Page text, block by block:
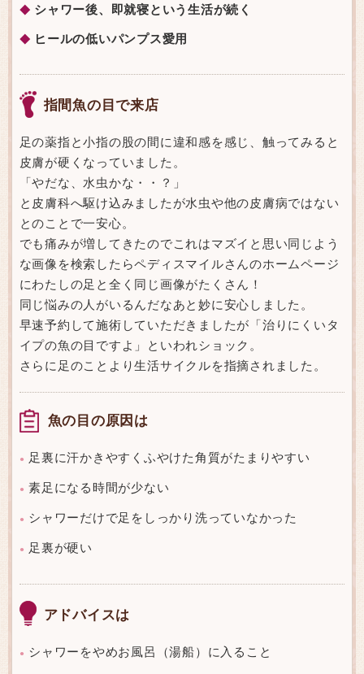
◆ シャワー後、即就寝という生活が続く
◆ ヒールの低いパンプス愛用
指間魚の目で来店
足の薬指と小指の股の間に違和感を感じ、触ってみると
皮膚が硬くなっていました。
「やだな、水虫かな・・？」
と皮膚科へ駆け込みましたが水虫や他の皮膚病ではない
とのことで一安心。
でも痛みが増してきたのでこれはマズイと思い同じよう
な画像を検索したらペディスマイルさんのホームページ
にわたしの足と全く同じ画像がたくさん！
同じ悩みの人がいるんだなあと妙に安心しました。
早速予約して施術していただきましたが「治りにくいタ
イプの魚の目ですよ」といわれショック。
さらに足のことより生活サイクルを指摘されました。
魚の目の原因は
● 足裏に汗かきやすくふやけた角質がたまりやすい
● 素足になる時間が少ない
● シャワーだけで足をしっかり洗っていなかった
● 足裏が硬い
アドバイスは
● シャワーをやめお風呂（湯船）に入ること